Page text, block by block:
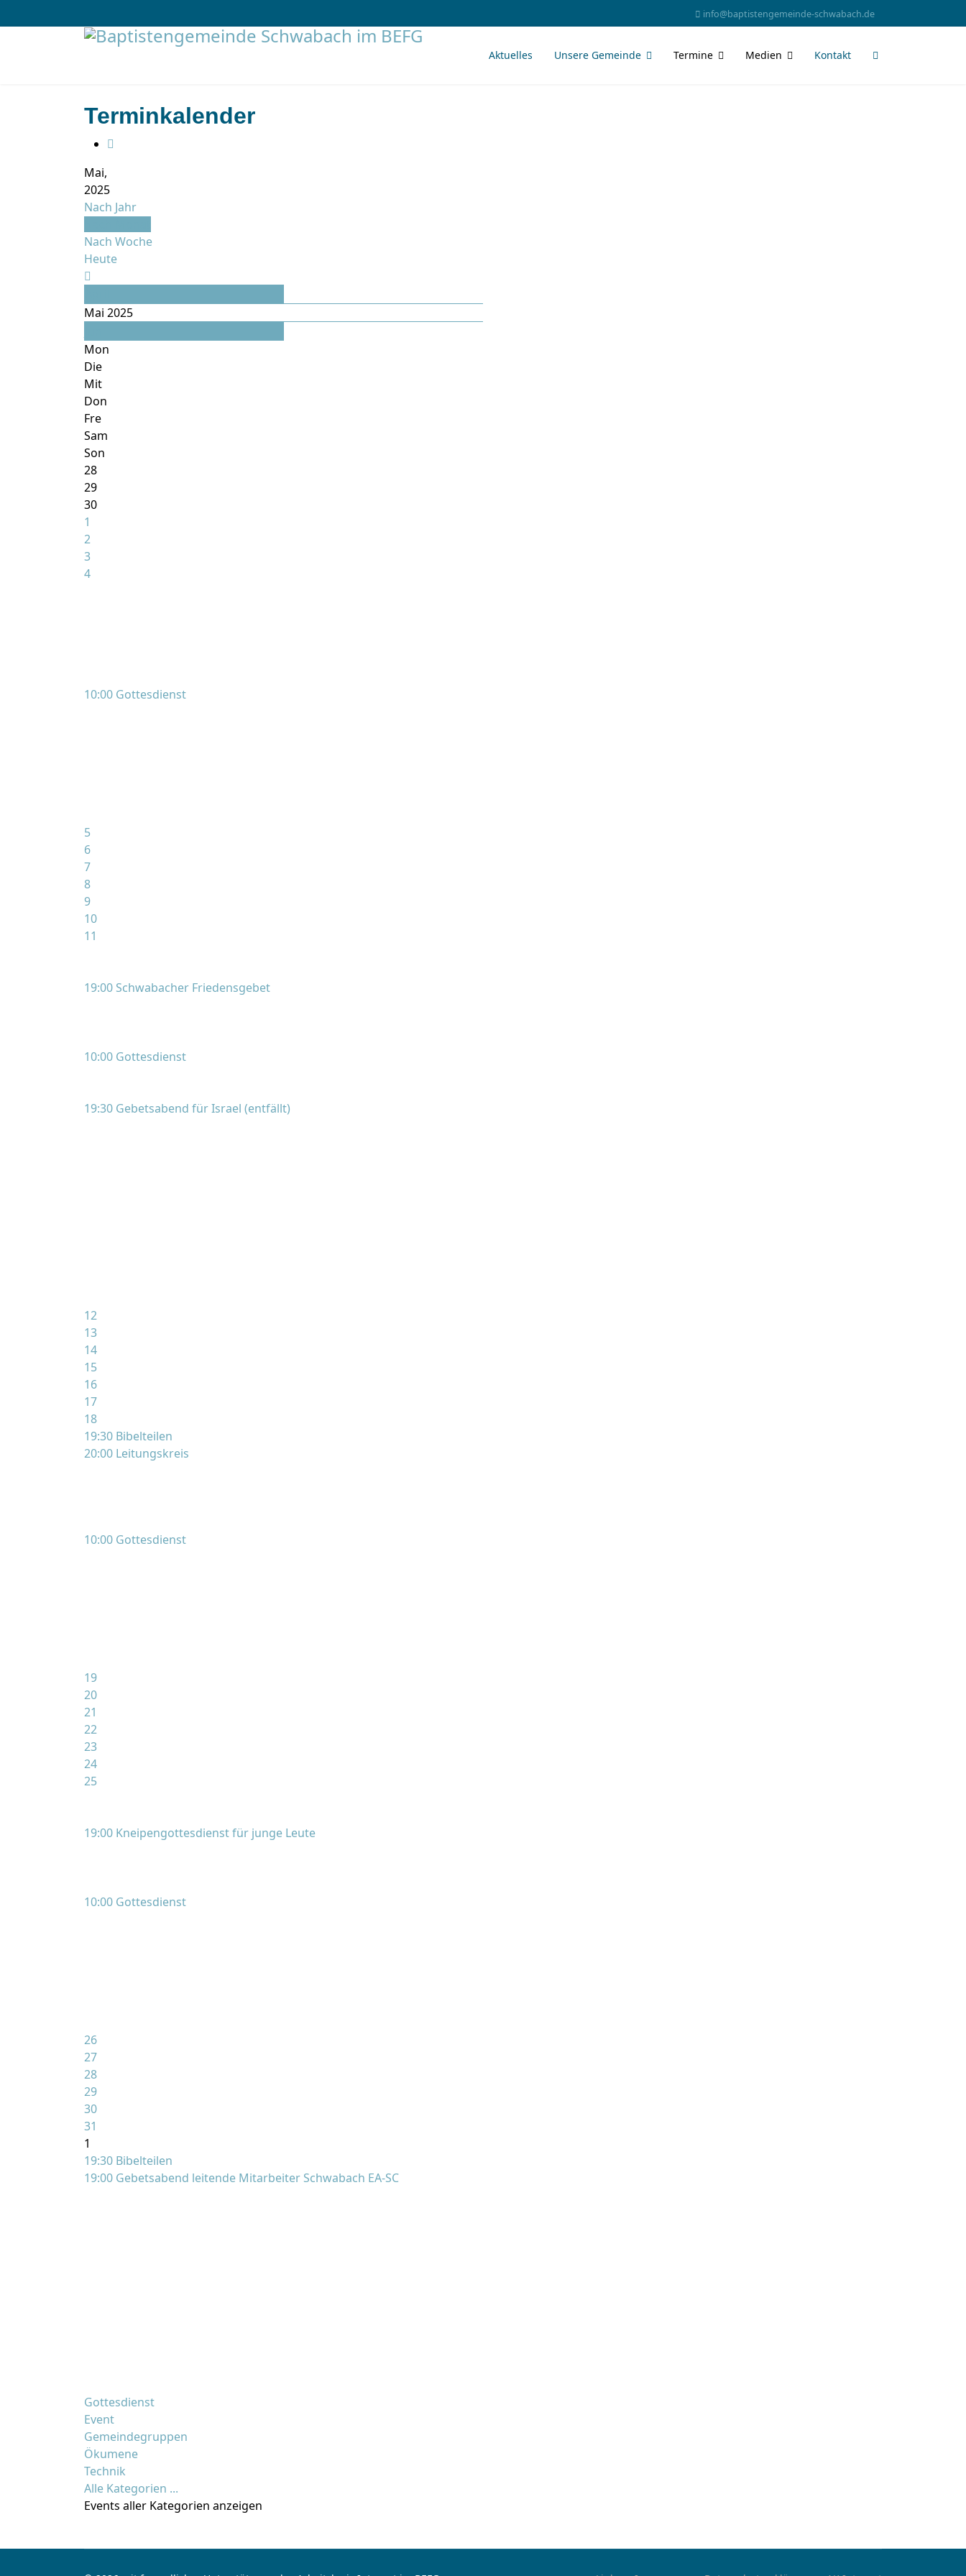
info@baptistengemeinde-schwabach.de
Aktuelles Unsere Gemeinde Termine Medien Kontakt
Terminkalender
Mai,
2025
Nach Jahr
Nach Woche
Heute
Mai 2025
Mon
Die
Mit
Don
Fre
Sam
Son
28
29
30
1
2
3
4
10:00 Gottesdienst
5
6
7
8
9
10
11
19:00 Schwabacher Friedensgebet
10:00 Gottesdienst
19:30 Gebetsabend für Israel (entfällt)
12
13
14
15
16
17
18
19:30 Bibelteilen
20:00 Leitungskreis
10:00 Gottesdienst
19
20
21
22
23
24
25
19:00 Kneipengottesdienst für junge Leute
10:00 Gottesdienst
26
27
28
29
30
31
1
19:30 Bibelteilen
19:00 Gebetsabend leitende Mitarbeiter Schwabach EA-SC
Gottesdienst
Event
Gemeindegruppen
Ökumene
Technik
Alle Kategorien ...
Events aller Kategorien anzeigen